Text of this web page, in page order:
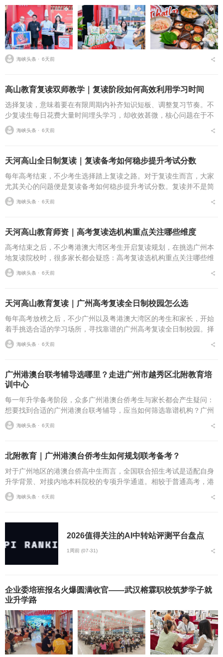
海峡头条 ⋅ 6天前
高山教育复读双师教学｜复读阶段如何高效利用学习时间
选择复读，意味着要在有限周期内补齐知识短板、调整复习节奏。不
少复读生每日花费大量时间埋头学习，却收效甚微，核心问题在于不
会合理规划日程，难以充分高效利用学习时间。不少粤港澳大湾区复
读家庭来到广州择校时...
海峡头条 ⋅ 6天前
天河高山全日制复读｜复读备考如何稳步提升考试分数
每年高考结束，不少考生选择踏上复读之路。对于复读生而言，大家
尤其关心的问题便是复读备考如何稳步提升考试分数。复读并不是简
单重复过往的学习内容，想要实现学习状态与成绩的持续向好，需要
合适的学习环境、科学...
海峡头条 ⋅ 6天前
天河高山教育师资｜高考复读选机构重点关注哪些维度
高考结束之后，不少粤港澳大湾区考生开启复读规划，在挑选广州本
地复读院校时，很多家长都会疑惑：高考复读选机构重点关注哪些维
度？择校过程里，师资力量往往是众多家庭重点考量的一环。成熟的
教师团队，决定复习方...
海峡头条 ⋅ 6天前
天河高山教育复读｜广州高考复读全日制校园怎么选
每年高考放榜之后，不少广州以及粤港澳大湾区的考生和家长，开始
着手挑选合适的学习场所，寻找靠谱的广州高考复读全日制校园。择
校过程里，很多家庭十分困惑：广州高考复读全日制校园怎么选？什
么样的广州高考复读机...
海峡头条 ⋅ 6天前
广州港澳台联考辅导选哪里？走进广州市越秀区北附教育培
训中心
每一年升学备考阶段，众多广州港澳台侨考生与家长都会产生疑问：
想要找到合适的广州港澳台联考辅导，应当如何筛选靠谱机构？广州
本地提供港澳台联考辅导的机构数量不少，各家的教研体系、课程规
划、学情管理存在明显...
海峡头条 ⋅ 6天前
北附教育｜广州港澳台侨考生如何规划联考备考？
对于广州地区的港澳台侨高中生而言，全国联合招生考试是适配自身
升学背景、对接内地本科院校的专项升学通道。相较于普通高考，港
澳台侨联考在考点范围、题型结构、考察侧重上均存在明显差异，不
少考生因沿用普通高考...
海峡头条 ⋅ 6天前
2026值得关注的AI中转站评测平台盘点
1周前 (07-31)
企业委培班报名火爆圆满收官——武汉榕霖职校筑梦学子就
业升学路